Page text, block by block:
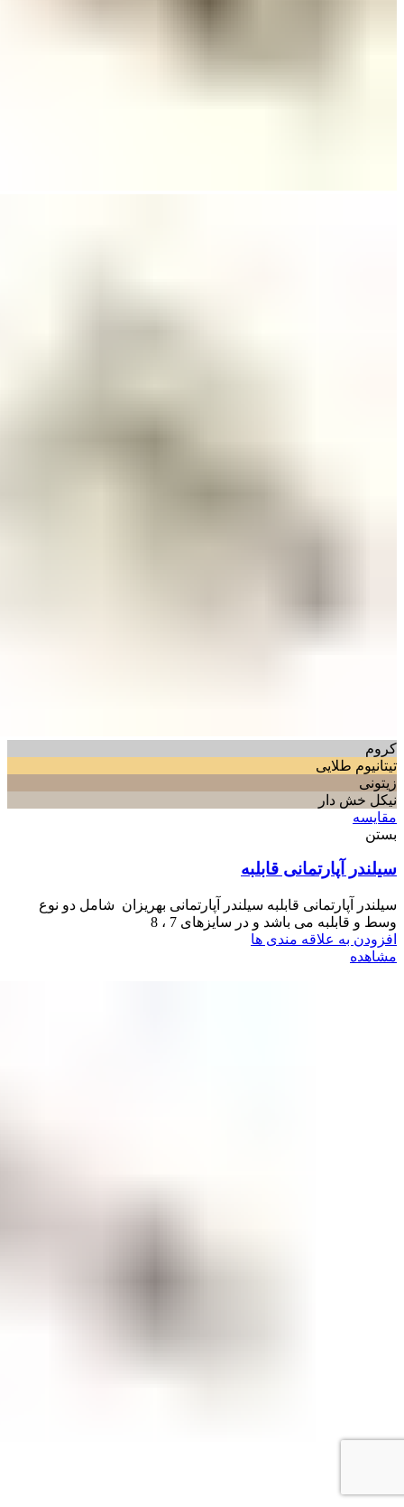
کروم
تیتانیوم طلایی
زیتونی
نیکل خش دار
مقایسه
بستن
سیلندر آپارتمانی قابلبه
سیلندر آپارتمانی قابلبه سیلندر آپارتمانی بهریزان شامل دو نوع
وسط و قابلبه می باشد و در سایزهای 7 ، 8
افزودن به علاقه مندی ها
مشاهده